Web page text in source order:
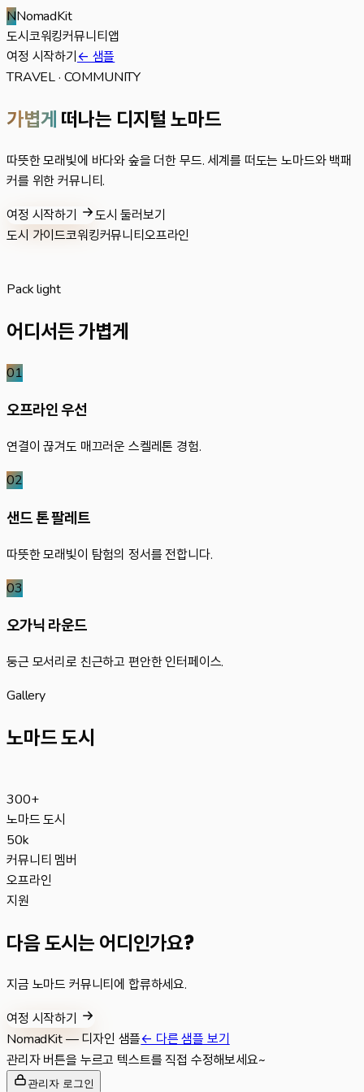
NNomadKit
도시 코워킹커뮤니티앱
여정 시작하기← 샘플
TRAVEL · COMMUNITY
가볍게 떠나는 디지털 노마드
따뜻한 모래빛에 바다와 숲을 더한 무드. 세계를 떠도는 노마드와 백패
커를 위한 커뮤니티.
여정 시작하기
도시 둘러보기
도시 가이드코워킹커뮤니티오프라인
Pack light
어디서든 가볍게
01
오프라인 우선
연결이 끊겨도 매끄러운 스켈레톤 경험.
02
샌드 톤 팔레트
따뜻한 모래빛이 탐험의 정서를 전합니다.
03
오가닉 라운드
둥근 모서리로 친근하고 편안한 인터페이스.
Gallery
노마드 도시
300+
노마드 도시
50k
커뮤니티 멤버
오프라인
지원
다음 도시는 어디인가요?
지금 노마드 커뮤니티에 합류하세요.
여정 시작하기
NomadKit— 디자인 샘플← 다른 샘플 보기
관리자 버튼을 누르고 텍스트를 직접 수정해보세요~
관리자 로그인